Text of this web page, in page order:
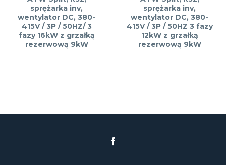
sprężarka inv,
wentylator DC, 380-
415V / 3P / 50HZ/ 3
fazy 16kW z grzałką
rezerwową 9kW
sprężarka inv,
wentylator DC, 380-
415V / 3P / 50HZ 3 fazy
12kW z grzałką
rezerwową 9kW